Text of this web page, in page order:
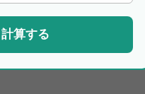
計算する